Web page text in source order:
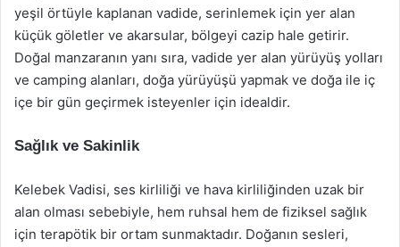
yeşil örtüyle kaplanan vadide, serinlemek için yer alan
küçük göletler ve akarsular, bölgeyi cazip hale getirir.
Doğal manzaranın yanı sıra, vadide yer alan yürüyüş yolları
ve camping alanları, doğa yürüyüşü yapmak ve doğa ile iç
içe bir gün geçirmek isteyenler için idealdir.
Sağlık ve Sakinlik
Kelebek Vadisi, ses kirliliği ve hava kirliliğinden uzak bir
alan olması sebebiyle, hem ruhsal hem de fiziksel sağlık
için terapötik bir ortam sunmaktadır. Doğanın sesleri,